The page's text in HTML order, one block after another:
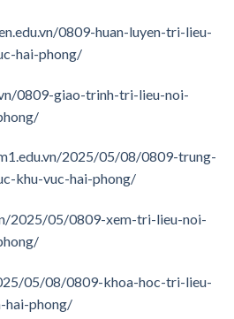
0809-huan-luyen-tri-lieu-
hai-phong/
0809-giao-trinh-tri-lieu-noi-
2025/05/08/0809-trung-
khu-vuc-hai-phong/
2025/05/0809-xem-tri-lieu-noi-
05/08/0809-khoa-hoc-tri-lieu-
hai-phong/